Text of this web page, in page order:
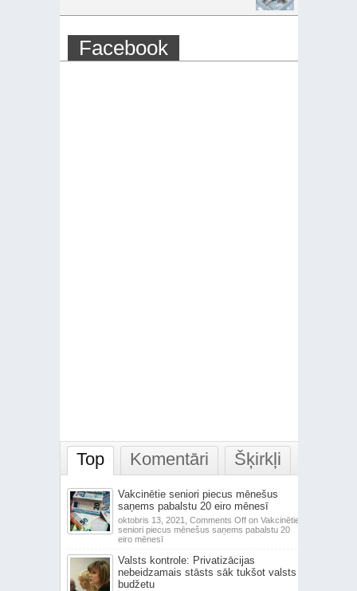
Facebook
Top Komentāri Šķirkļi
Vakcinētie seniori piecus mēnešus
saņems pabalstu 20 eiro mēnesī
oktobris 13, 2021, Comments Offon Vakcinētie
seniori piecus mēnešus saņems pabalstu 20
eiro mēnesī
Valsts kontrole: Privatizācijas
nebeidzamais stāsts sāk tukšot valsts
budžetu